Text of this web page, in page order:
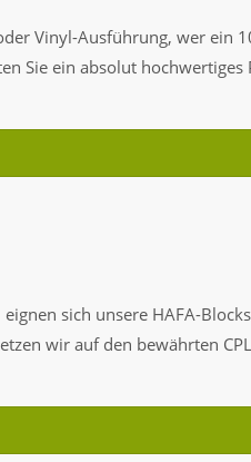
Vinyl-Ausführung, wer ein
Sie ein absolut hochwertiges
eignen sich unsere HAFA-
wir auf den bewährten